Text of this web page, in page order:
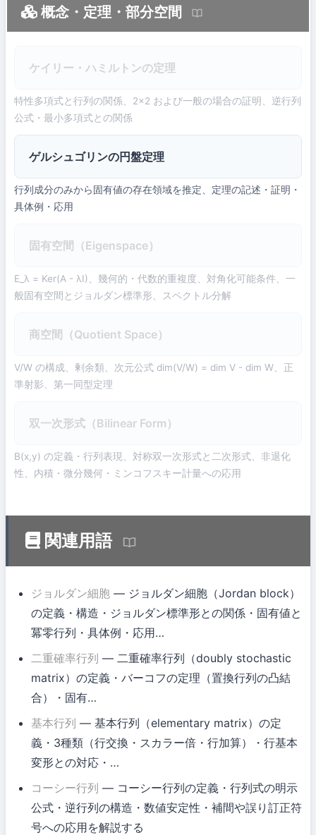
概念・定理・部分空間
ケイリー・ハミルトンの定理
特性多項式と行列の関係、2×2 および一般の場合の証明、逆行列
公式・最小多項式との関係
ゲルシュゴリンの円盤定理
行列成分のみから固有値の存在領域を推定、定理の記述・証明・
具体例・応用
固有空間（Eigenspace）
E_λ = Ker(A - λI)、幾何的・代数的重複度、対角化可能条件、一
般固有空間とジョルダン標準形、スペクトル分解
商空間（Quotient Space）
V/W の構成、剰余類、次元公式 dim(V/W) = dim V - dim W、正
準射影、第一同型定理
双一次形式（Bilinear Form）
B(x,y) の定義・行列表現、対称双一次形式と二次形式、非退化
性、内積・微分幾何・ミンコフスキー計量への応用
関連用語
ジョルダン細胞 — ジョルダン細胞（Jordan block）
の定義・構造・ジョルダン標準形との関係・固有値と
冪零行列・具体例・応用…
二重確率行列 — 二重確率行列（doubly stochastic
matrix）の定義・バーコフの定理（置換行列の凸結
合）・固有…
基本行列 — 基本行列（elementary matrix）の定
義・3種類（行交換・スカラー倍・行加算）・行基本
変形との対応・…
コーシー行列 — コーシー行列の定義・行列式の明示
公式・逆行列の構造・数値安定性・補間や誤り訂正符
号への応用を解説する